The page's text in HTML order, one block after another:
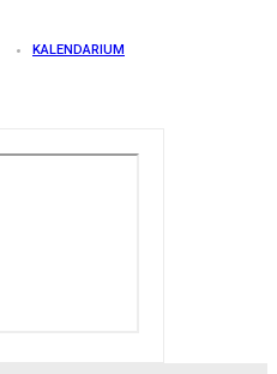
KALENDARIUM